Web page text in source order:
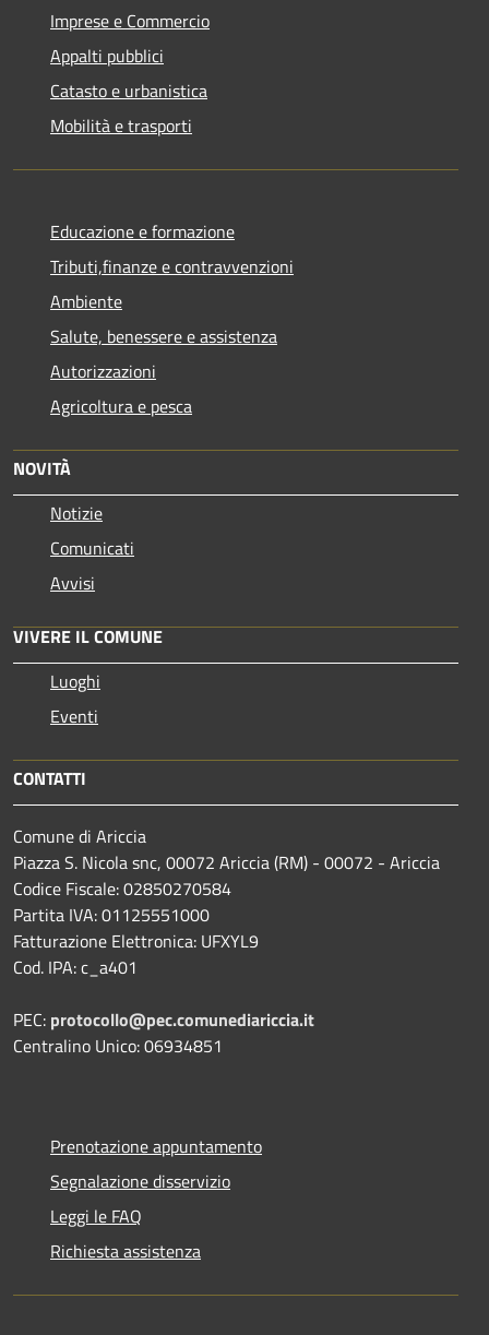
Imprese e Commercio
Appalti pubblici
Catasto e urbanistica
Mobilità e trasporti
Educazione e formazione
Tributi,finanze e contravvenzioni
Ambiente
Salute, benessere e assistenza
Autorizzazioni
Agricoltura e pesca
NOVITÀ
Notizie
Comunicati
Avvisi
VIVERE IL COMUNE
Luoghi
Eventi
CONTATTI
Comune di Ariccia
Piazza S. Nicola snc, 00072 Ariccia (RM) - 00072 - Ariccia
Codice Fiscale: 02850270584
Partita IVA: 01125551000
Fatturazione Elettronica: UFXYL9
Cod. IPA: c_a401
PEC: protocollo@pec.comunediariccia.it
Centralino Unico: 06934851
Prenotazione appuntamento
Segnalazione disservizio
Leggi le FAQ
Richiesta assistenza